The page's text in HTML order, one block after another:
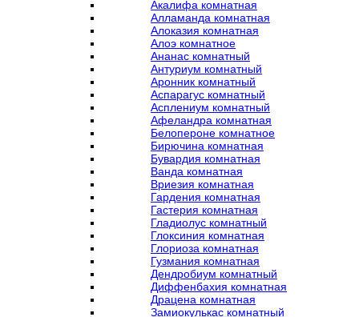
Акалифа комнатная
Алламанда комнатная
Алоказия комнатная
Алоэ комнатное
Ананас комнатный
Антуриум комнатный
Аронник комнатный
Аспарагус комнатный
Асплениум комнатный
Афеландра комнатная
Белопероне комнатное
Бирючина комнатная
Бувардия комнатная
Ванда комнатная
Вриезия комнатная
Гардения комнатная
Гастерия комнатная
Гладиолус комнатный
Глоксиния комнатная
Глориоза комнатная
Гузмания комнатная
Дендробиум комнатный
Диффенбахия комнатная
Драцена комнатная
Замиокулькас комнатный